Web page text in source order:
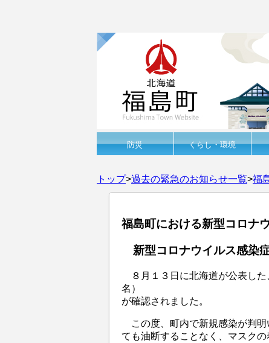
防災 くらし・環境
トップ>過去の緊急のお知らせ一覧>福
福島町における新型コロナ
新型コロナウイルス感染
８月１３日に北海道が公表し
名）
が確認されました。
この度、町内で新規感染が判
ても油断することなく、マスク